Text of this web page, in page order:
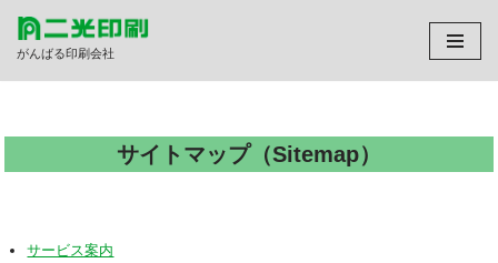
コ
ン
ッ
がんばる印刷会社
サイトマップ（Sitemap）
サービス案内